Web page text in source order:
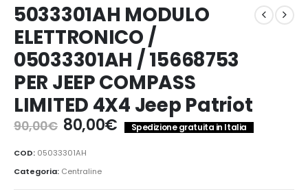
5033301AH MODULO
ELETTRONICO /
05033301AH / 15668753
PER JEEP COMPASS
LIMITED 4X4 Jeep Patriot
90,00€ Il
prezzo
originale
era:
90,00€.
80,00€Il
prezzo
80,00€.
Spedizione gratuita in Italia
COD: 05033301AH
Categoria: Centraline